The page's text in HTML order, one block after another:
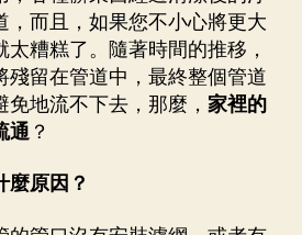
熱
水
沖，
只
需
分
，而且，如果您不小心將更大
糟糕了。隨著時間的推移，
殘留在管道中，最終整個管道
地流不下去，那麼， 家裡的
通 ？
麼原因？